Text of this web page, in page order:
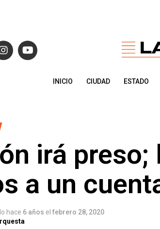
INICIO CIUDAD ESTADO
irá
a un
hace 6 años el febrero 28, 2020